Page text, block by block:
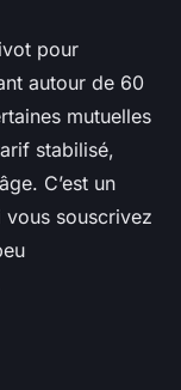
pour
autour de 60
mutuelles
stabilisé,
C’est un
souscrivez